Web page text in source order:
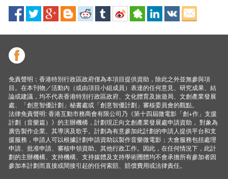
免責聲明：香港特別行政區政府僅為本項目提供資助，除此之外並無參與項
目。在本刊物／活動內（或由項目小組成員）表達的任何意見、研究成果、結
論或建議，均不代表香港特別行政區政府、文化體育及旅遊局、文創產業發展
處、「創意智優計劃」秘書處或「創意智優計劃」審核委員會的觀點。
法律免責聲明: 香港互動市務商會有限公司乃《第十四屆微電影「創+作」支援
計劃（音樂篇）》的主辦機構，計劃現正向文創產業發展處申請資助， 對象為
廣告製作企業、其導演及歌手。計劃為有意參加此計劃的申請人提供平台和支
援服務，申請人可以根據計劃申請資助以製作音樂微電影；大會服務包括處理
申請、批准申請、審核申領資助、其他行政工作。因此，在任何情況下，此計
劃的主辦機構、支持機構、支持媒體及支持學術圑體均不會承擔所有參加者因
參加本計劃而直接或間接引起的任何索賠、賠償費用或法律責任。